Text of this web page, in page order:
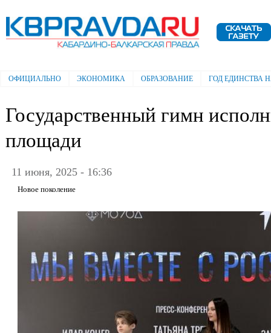
Электронная газета "Кабардино-
Балкарская правда"
Главное меню
ОФИЦИАЛЬНО ЭКОНОМИКА ОБРАЗОВАНИЕ ГОД ЕДИНСТВА
Государственный гимн
площади
11 июня, 2025 - 16:36
Новое поколение